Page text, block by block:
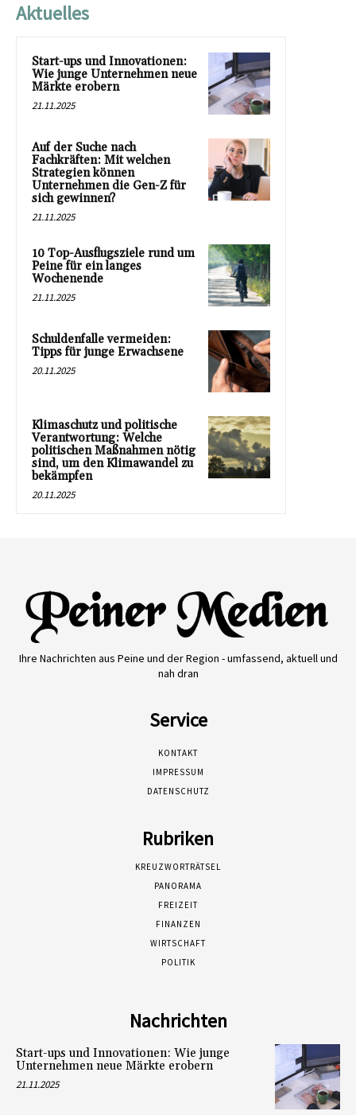
Aktuelles
Start-ups und Innovationen:
Wie junge Unternehmen neue
Märkte erobern
21.11.2025
Auf der Suche nach
Fachkräften: Mit welchen
Strategien können
Unternehmen die Gen-Z für
sich gewinnen?
21.11.2025
10 Top-Ausflugsziele rund um
Peine für ein langes
Wochenende
21.11.2025
Schuldenfalle vermeiden:
Tipps für junge Erwachsene
20.11.2025
Klimaschutz und politische
Verantwortung: Welche
politischen Maßnahmen nötig
sind, um den Klimawandel zu
bekämpfen
20.11.2025
Ihre Nachrichten aus Peine und der Region - umfassend, aktuell und
nah dran
Service
KONTAKT
IMPRESSUM
DATENSCHUTZ
Rubriken
KREUZWORTRÄTSEL
PANORAMA
FREIZEIT
FINANZEN
WIRTSCHAFT
POLITIK
Nachrichten
Start-ups und Innovationen: Wie junge
Unternehmen neue Märkte erobern
21.11.2025